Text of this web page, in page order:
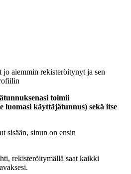
jo aiemmin rekisteröitynyt ja sen
toimii
luomasi käyttäjätunnus) sekä itse
sisään, sinun on ensin
rekisteröitymällä saat kaikki